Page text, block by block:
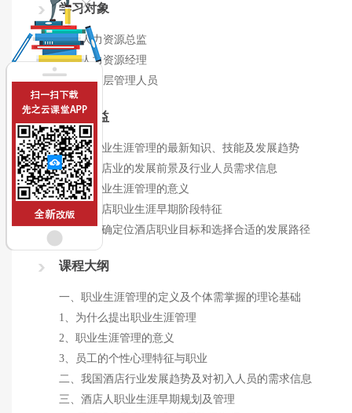
学习对象
酒店人力资源总监
酒店人力资源经理
酒店中高层管理人员
课程收益
● 了解职业生涯管理的最新知识、技能及发展趋势
● 了解酒店业的发展前景及行业人员需求信息
● 明确职业生涯管理的意义
● 明确酒店职业生涯早期阶段特征
● 学会正确定位酒店职业目标和选择合适的发展路径
课程大纲
一、职业生涯管理的定义及个体需掌握的理论基础
1、为什么提出职业生涯管理
2、职业生涯管理的意义
3、员工的个性心理特征与职业
二、我国酒店行业发展趋势及对初入人员的需求信息
三、酒店人职业生涯早期规划及管理